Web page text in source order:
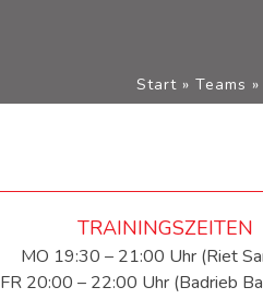
Start» Teams »
TRAININGSZEITEN
MO 19:30 – 21:00 Uhr (Riet
FR 20:00 – 22:00 Uhr (Badrieb